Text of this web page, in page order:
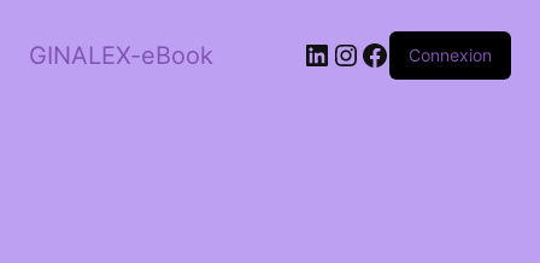
GINALEX-eBook LinkedIn
Instagram
Facebook
Connexion